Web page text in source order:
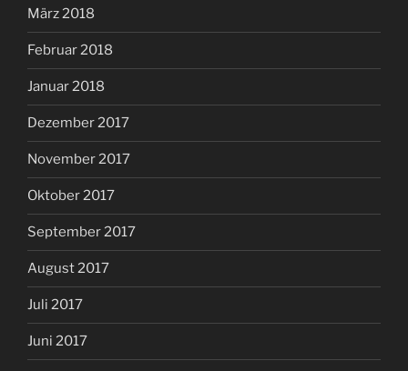
März 2018
Februar 2018
Januar 2018
Dezember 2017
November 2017
Oktober 2017
September 2017
August 2017
Juli 2017
Juni 2017